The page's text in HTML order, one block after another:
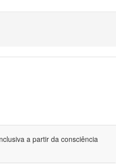
a partir da consciência